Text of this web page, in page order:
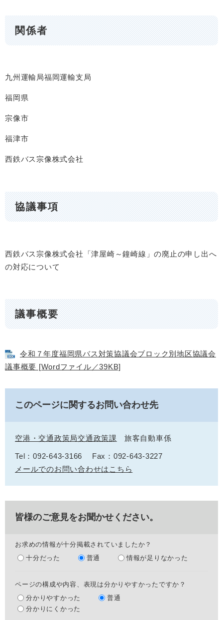
関係者
九州運輸局福岡運輸支局
福岡県
宗像市
福津市
西鉄バス宗像株式会社
協議事項
西鉄バス宗像株式会社「津屋崎～鐘崎線」の廃止の申し出へ
の対応について
議事概要
令和７年度福岡県バス対策協議会ブロック別地区協議会
議事概要 [Wordファイル／39KB]
このページに関するお問い合わせ先
空港・交通政策局交通政策課 旅客自動車係
Tel：092-643-3166
Fax：092-643-3227
メールでのお問い合わせはこちら
皆様のご意見をお聞かせください。
お求めの情報が十分掲載されていましたか？
十分だった
普通 情報が足りなかった
ページの構成や内容、表現は分かりやすかったですか？
分かりやすかった
普通
分かりにくかった